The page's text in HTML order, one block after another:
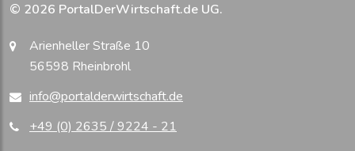
© 2026 PortalDerWirtschaft.de UG.
Arienheller Straße 10
56598 Rheinbrohl
info@portalderwirtschaft.de
+49 (0) 2635 / 9224 - 21